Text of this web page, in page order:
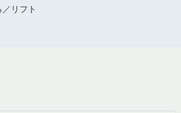
リフト